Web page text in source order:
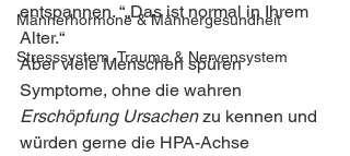
Männerhormone & Männergesundheit
Stresssystem, Trauma & Nervensystem
entspannen. “„Das ist normal in Ihrem
Alter.“
Aber viele Menschen spüren
Symptome, ohne die wahren
Erschöpfung Ursachen zu kennen und
würden gerne die HPA-Achse